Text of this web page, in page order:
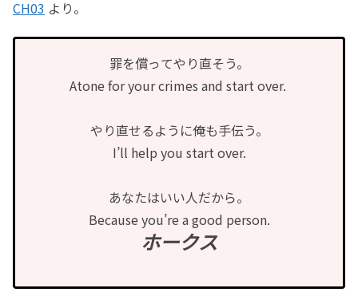
CH03 より。
罪を償ってやり直そう。
Atone for your crimes and start over.
やり直せるように俺も手伝う。
I’ll help you start over.
あなたはいい人だから。
Because you’re a good person.
ホークス